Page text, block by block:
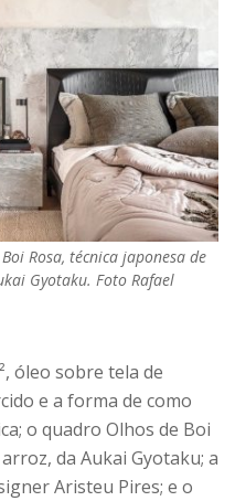
Rosa, técnica japonesa de
Gyotaku. Foto Rafael
óleo sobre tela de
e a forma de como
o quadro Olhos de Boi
da Aukai Gyotaku; a
Aristeu Pires; e o